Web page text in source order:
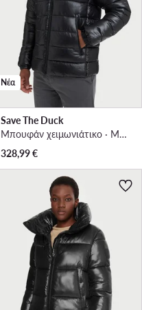
Νέα
Save The Duck
Μπουφάν χειμωνιάτικο · Μαύρο
328,99€